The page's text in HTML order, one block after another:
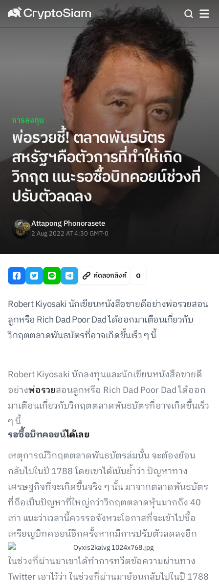
การลงทุน
พ่อรวยชี้! ตลาดพันธบัตร
สหรัฐฯคือตัวการที่ทำให้เกิด
วิกฤต แนะรอซื้อบิทคอยน์ช่วงที่
ปรับตัวลดลง
Attapong Phonorasete
2 Aug 2022 AT 4:30 GMT-0
คัดลอกลิงค์
Robert Kiyosaki นักเขียนหนังสือขายดีอย่างพ่อรวยสอน
ลูกหรือ Rich Dad Poor Dad ได้ออกมาเตือนเกี่ยวกับ
วิกฤตตลาดพันธบัตรที่อาจเกิดขึ้นเร็ว ๆ นี้
Robert Kiyosaki นักลงทุนและนักเขียนหนังสือขายดี
อย่างพ่อรวยสอนลูกหรือ Rich Dad Poor Dad ได้ออก
มาเตือนเกี่ยวกับวิกฤตตลาดพันธบัตรที่อาจเกิดขึ้นเร็ว
ๆ นี้
รอซื้อบิทคอยน์ได้เลย
เหตุการณ์วิกฤตตลาดพันธบัตรล่มนั้น จะต้องย้อน
กลับไปในปี 1788 โดยเขาได้เน้นย้ำว่า ปัญหาทาง
เศรษฐกิจที่จะเกิดขึ้นจริง ๆ นั้น มาจากตลาดพันธบัตร
ที่ถือเป็นปัญหาที่ใหญ่กว่าวิกฤตตลาดหุ้นมากถึง 40
เท่า แนะว่าเวลานี้ควรรอจังหวะโอกาสที่จะเข้าไปซื้อ
เหรียญบิทคอยน์อีกครั้งหากมีการปรับตัวลดลงอีก
ในช่วงที่ผ่านมาเขาได้ทำการทวีตข้อความผ่านทาง
Twitter เอาไว้ว่า ในช่วงที่ผ่านมาย้อนกลับไปในปี 1788